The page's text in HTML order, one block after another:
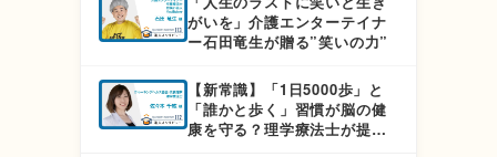
解説
がいを」介護エンターテイナ
ー石田竜生が贈る”笑いの力”
【新常識】「1日5000歩」と
「誰かと歩く」習慣が脳の健
康を守る？理学療法士が提案